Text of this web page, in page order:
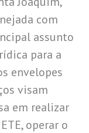
com
assunto
para a
envelopes
visam
em realizar
operar o